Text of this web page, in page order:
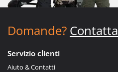
Domande?
Servizio clienti
Aiuto & Contatti